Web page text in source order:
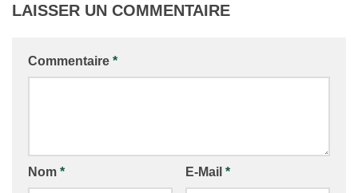
LAISSER UN COMMENTAIRE
Commentaire *
Nom * E-Mail *